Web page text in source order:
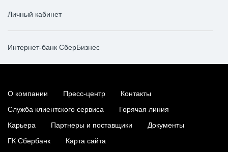
Личный кабинет
Интернет-банк СберБизнес
О компании Пресс-центр
Контакты
Служба клиентского сервиса
Горячая линия
Карьера
Партнеры и поставщики
Документы
ГК Сбербанк
Карта сайта